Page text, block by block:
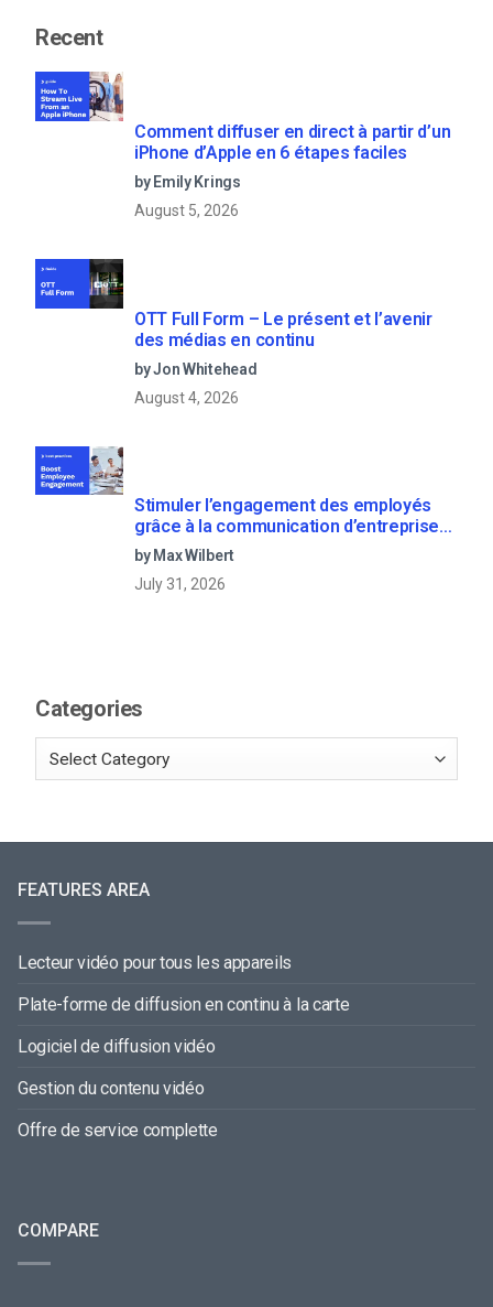
Recent
Comment diffuser en direct à partir d’un
iPhone d’Apple en 6 étapes faciles
by Emily Krings
August 5, 2026
OTT Full Form – Le présent et l’avenir
des médias en continu
by Jon Whitehead
August 4, 2026
Stimuler l’engagement des employés
grâce à la communication d’entreprise
en direct
by Max Wilbert
July 31, 2026
Categories
FEATURES AREA
Lecteur vidéo pour tous les appareils
Plate-forme de diffusion en continu à la carte
Logiciel de diffusion vidéo
Gestion du contenu vidéo
Offre de service complette
COMPARE